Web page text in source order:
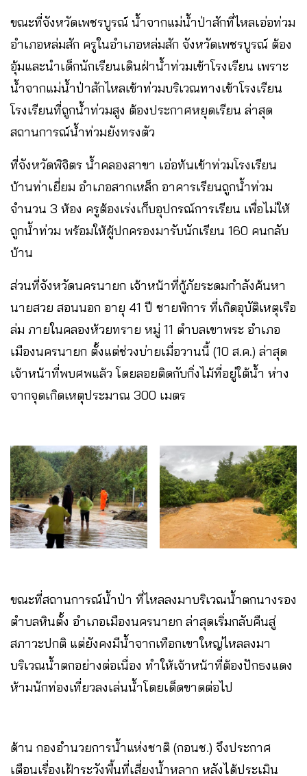
ขณะที่จังหวัดเพชรบูรณ์ น้ำจากแม่น้ำป่าสักที่ไหลเอ่อท่วม
อำเภอหล่มสัก ครูในอำเภอหล่มสัก จังหวัดเพชรบูรณ์ ต้อง
อุ้มและนำเด็กนักเรียนเดินฝ่าน้ำท่วมเข้าโรงเรียน เพราะ
น้ำจากแม่น้ำป่าสักไหลเข้าท่วมบริเวณทางเข้าโรงเรียน
โรงเรียนที่ถูกน้ำท่วมสูง ต้องประกาศหยุดเรียน ล่าสุด
สถานการณ์น้ำท่วมยังทรงตัว
ที่จังหวัดพิจิตร น้ำคลองสาขา เอ่อท้นเข้าท่วมโรงเรียน
บ้านท่าเยี่ยม อำเภอสากเหล็ก อาคารเรียนถูกน้ำท่วม
จำนวน 3 ห้อง ครูต้องเร่งเก็บอุปกรณ์การเรียน เพื่อไม่ให้
ถูกน้ำท่วม พร้อมให้ผู้ปกครองมารับนักเรียน 160 คนกลับ
บ้าน
ส่วนที่จังหวัดนครนายก เจ้าหน้าที่กู้ภัยระดมกำลังค้นหา
นายสวย สอนนอก อายุ 41 ปี ชายพิการ ที่เกิดอุบัติเหตุเรือ
ล่ม ภายในคลองห้วยทราย หมู่ 11 ตำบลเขาพระ อำเภอ
เมืองนครนายก ตั้งแต่ช่วงบ่ายเมื่อวานนี้ (10 ส.ค.) ล่าสุด
เจ้าหน้าที่พบศพแล้ว โดยลอยติดกับกิ่งไม้ที่อยู่ใต้น้ำ ห่าง
จากจุดเกิดเหตุประมาณ 300 เมตร
ขณะที่สถานการณ์น้ำป่า ที่ไหลลงมาบริเวณน้ำตกนางรอง
ตำบลหินตั้ง อำเภอเมืองนครนายก ล่าสุดเริ่มกลับคืนสู่
สภาวะปกติ แต่ยังคงมีน้ำจากเทือกเขาใหญ่ไหลลงมา
บริเวณน้ำตกอย่างต่อเนื่อง ทำให้เจ้าหน้าที่ต้องปักธงแดง
ห้ามนักท่องเที่ยวลงเล่นน้ำโดยเด็ดขาดต่อไป
ด้าน กองอำนวยการน้ำแห่งชาติ (กอนช.) จึงประกาศ
เตือนเรื่องเฝ้าระวังพื้นที่เสี่ยงน้ำหลาก หลังได้ประเมิน